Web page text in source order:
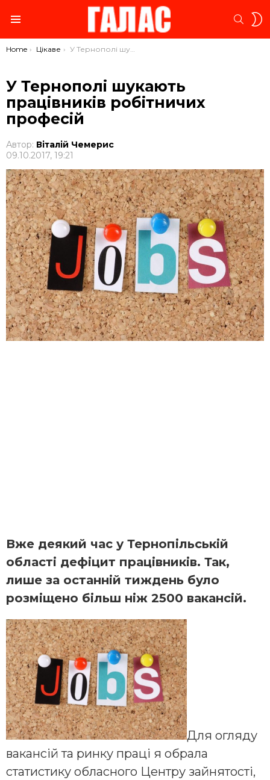
You are here:
Home Цікаве У Тернополі шукають працівників робітничих професій
У Тернополі шукають
працівників робітничих
професій
Автор: Віталій Чемерис
09.10.2017, 19:21
Вже деякий час у Тернопільській
області дефіцит працівників. Так,
лише за останній тиждень було
розміщено більш ніж 2500 вакансій.
Для огляду
вакансій та ринку праці я обрала
статистику обласного Центру зайнятості,